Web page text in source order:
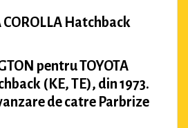
COROLLA Hatchback
pentru TOYOTA
(KE, TE), din 1973.
de catre Parbrize